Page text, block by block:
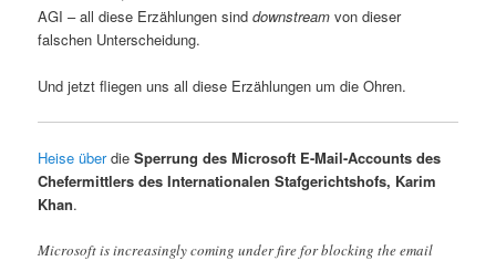
AGI – all diese Erzählungen sinddownstream von dieser
falschen Unterscheidung.
Und jetzt fliegen uns all diese Erzählungen um die Ohren.
Heise überdieSperrung des Microsoft E-Mail-Accounts des
Chefermittlers des Internationalen Stafgerichtshofs, Karim
Khan.
Microsoft is increasingly coming under fire for blocking the email